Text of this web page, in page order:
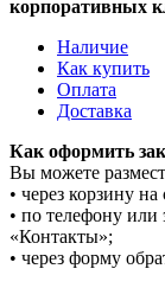
корпоративных
Наличие
Как купить
Оплата
Доставка
Как оформить
Вы можете
• через корзину
• по телефону или
«Контакты»;
• через форму